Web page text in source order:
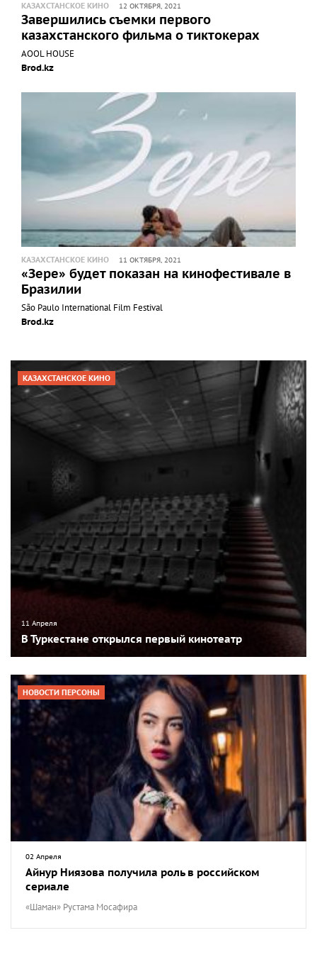
КАЗАХСТАНСКОЕ КИНО 12 ОКТЯБРЯ, 2021
Завершились съемки первого
казахстанского фильма о тиктокерах
AOOL HOUSE
Brod.kz
КАЗАХСТАНСКОЕ КИНО 11 ОКТЯБРЯ, 2021
«Зере» будет показан на кинофестивале в
Бразилии
São Paulo International Film Festival
Brod.kz
КАЗАХСТАНСКОЕ КИНО
11 Апреля
В Туркестане открылся первый кинотеатр
НОВОСТИ ПЕРСОНЫ
02 Апреля
Айнур Ниязова получила роль в российском
сериале
«Шаман» Рустама Мосафира